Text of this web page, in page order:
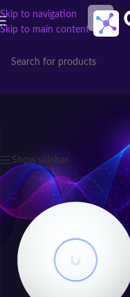
Skip to navigation
Skip to main content
Show sidebar